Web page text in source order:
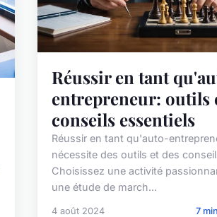
Réussir en tant
entrepreneur: outils
conseils essentiels
Réussir en tant qu'auto-
nécessite des outils et des
Choisissez une activité
une étude de march...
4 août 2024 7